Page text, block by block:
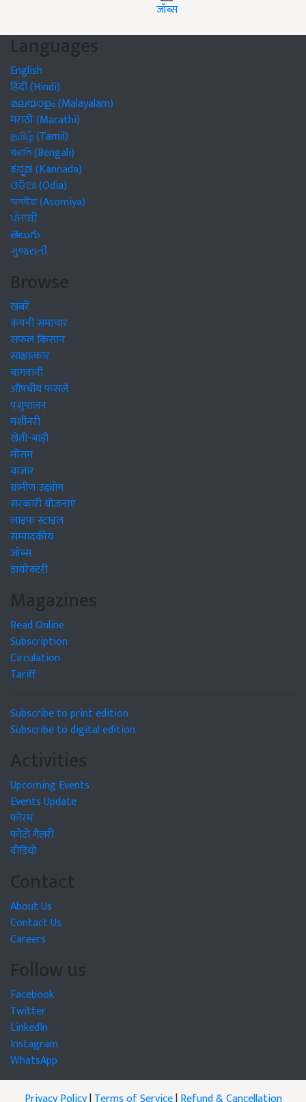
जॉब्स
Languages
English
हिंदी (Hindi)
മലയാളം (Malayalam)
मराठी (Marathi)
தமிழ் (Tamil)
বাঙালি (Bengali)
ಕನ್ನಡ (Kannada)
ଓଡିଆ (Odia)
অসমীয়া (Asomiya)
ਪੰਜਾਬੀ
తెలుగు
ગુજરાતી
Browse
खबरें
कंपनी समाचार
सफल किसान
साक्षात्कार
बागवानी
औषधीय फसलें
पशुपालन
मशीनरी
खेती-बाड़ी
मौसम
बाजार
ग्रामीण उद्द्योग
सरकारी योजनाएं
लाइफ स्टाइल
सम्पादकीय
जॉब्स
डायरेक्टरी
Magazines
Read Online
Subscription
Circulation
Tariff
Subscribe to print edition
Subscribe to digital edition
Activities
Upcoming Events
Events Update
फोरम
फोटो गैलरी
वीडियो
Contact
About Us
Contact Us
Careers
Follow us
Facebook
Twitter
LinkedIn
Instagram
WhatsApp